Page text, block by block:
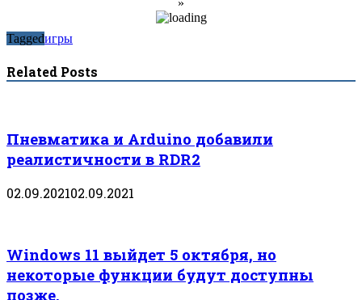
»
Taggedигры
Related Posts
Пневматика и Arduino добавили
реалистичности в RDR2
02.09.202102.09.2021
Windows 11 выйдет 5 октября, но
некоторые функции будут доступны
позже.